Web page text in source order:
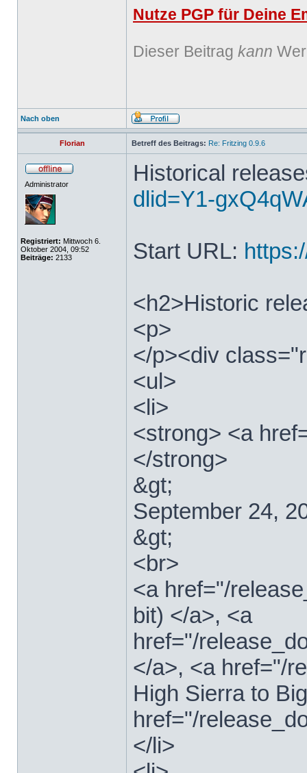
Nutze PGP für Deine
Dieser Beitrag kann
Nach oben
Florian Betreff des Beitrags: Re: Fritzing 0.9.6
Administrator
Registriert: Mittwoch 6.
Oktober 2004, 09:52
Beiträge: 2133
Historical
dlid=Y1-
Start URL:
<h2>Historic
<p>
</p><div
<ul>
<li>
<strong> <a
</strong>
&gt;
September 24,
&gt;
<br>
<a href="/
bit) </a>, <a
href="/
</a>, <a href="/
High Sierra to
href="/
</li>